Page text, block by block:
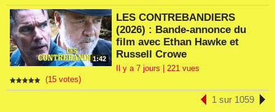
1:42
LES CONTREBANDIERS
(2026) : Bande-annonce du
film avec Ethan Hawke et
Russell Crowe
Il y a 7 jours | 221 vues
(15 votes)
1 sur 1059